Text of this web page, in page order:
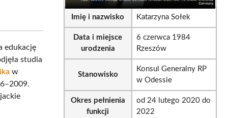
edukację
studia
w
Imię i nazwisko Katarzyna Sołek
Data i miejsce
urodzenia
6 czerwca 1984
Rzeszów
Stanowisko
Konsul Generalny RP
w Odessie
Okres pełnienia
funkcji
od 24 lutego 2020 do
2022